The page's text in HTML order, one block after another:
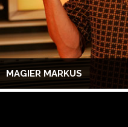
MAGIER MARKUS